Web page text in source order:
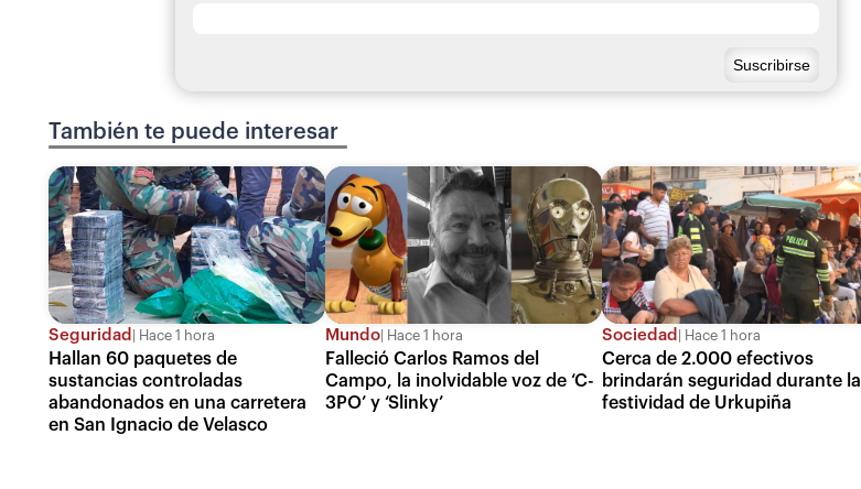
También te puede interesar
Seguridad Hace 1 hora
Hallan 60 paquetes de
sustancias controladas
abandonados en una carretera
en San Ignacio de Velasco
Mundo Hace 1 hora
Falleció Carlos Ramos del
Campo, la inolvidable voz de ‘C-
3PO’ y ‘Slinky’
Sociedad Hace 1 hora
Cerca de 2.000 efectivos
brindarán seguridad durante la
festividad de Urkupiña